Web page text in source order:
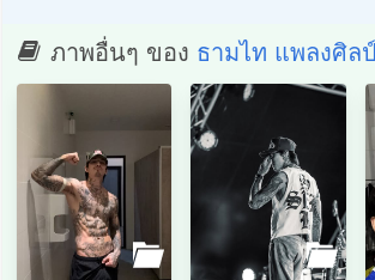
ภาพอื่นๆ ของ ธามไท แพลงศิลป์